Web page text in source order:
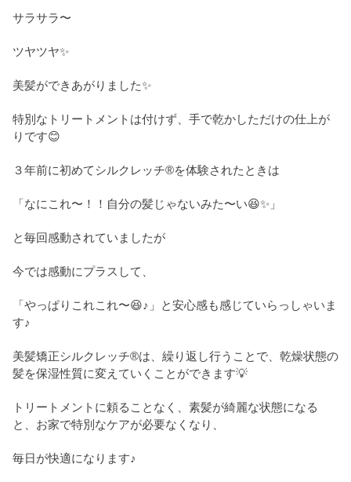
サラサラ〜
ツヤツヤ✨
美髪ができあがりました✨
特別なトリートメントは付けず、手で乾かしただけの仕上が
りです😊
３年前に初めてシルクレッチ®を体験されたときは
「なにこれ〜！！自分の髪じゃないみた〜い😆✨」
と毎回感動されていましたが
今では感動にプラスして、
「やっぱりこれこれ〜😆♪」と安心感も感じていらっしゃいま
す♪
美髪矯正シルクレッチ®は、繰り返し行うことで、乾燥状態の
髪を保湿性質に変えていくことができます💡
トリートメントに頼ることなく、素髪が綺麗な状態になる
と、お家で特別なケアが必要なくなり、
毎日が快適になります♪